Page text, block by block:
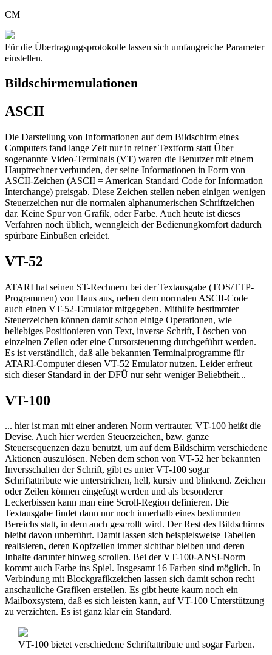
CM
Für die Übertragungsprotokolle lassen sich umfangreiche Parameter
einstellen.
Bildschirmemulationen
ASCII
Die Darstellung von Informationen auf dem Bildschirm eines
Computers fand lange Zeit nur in reiner Textform statt Über
sogenannte Video-Terminals (VT) waren die Benutzer mit einem
Hauptrechner verbunden, der seine Informationen in Form von
ASCII-Zeichen (ASCII = American Standard Code for Information
Interchange) preisgab. Diese Zeichen stellen neben einigen wenigen
Steuerzeichen nur die normalen alphanumerischen Schriftzeichen
dar. Keine Spur von Grafik, oder Farbe. Auch heute ist dieses
Verfahren noch üblich, wenngleich der Bedienungkomfort dadurch
spürbare Einbußen erleidet.
VT-52
ATARI hat seinen ST-Rechnern bei der Textausgabe (TOS/TTP-
Programmen) von Haus aus, neben dem normalen ASCII-Code
auch einen VT-52-Emulator mitgegeben. Mithilfe bestimmter
Steuerzeichen können damit schon einige Operationen, wie
beliebiges Positionieren von Text, inverse Schrift, Löschen von
einzelnen Zeilen oder eine Cursorsteuerung durchgeführt werden.
Es ist verständlich, daß alle bekannten Terminalprogramme für
ATARI-Computer diesen VT-52 Emulator nutzen. Leider erfreut
sich dieser Standard in der DFÜ nur sehr weniger Beliebtheit...
VT-100
... hier ist man mit einer anderen Norm vertrauter. VT-100 heißt die
Devise. Auch hier werden Steuerzeichen, bzw. ganze
Steuersequenzen dazu benutzt, um auf dem Bildschirm verschiedene
Aktionen auszulösen. Neben dem schon von VT-52 her bekannten
Inversschalten der Schrift, gibt es unter VT-100 sogar
Schriftattribute wie unterstrichen, hell, kursiv und blinkend. Zeichen
oder Zeilen können eingefügt werden und als besonderer
Leckerbissen kann man eine Scroll-Region definieren. Die
Textausgabe findet dann nur noch innerhalb eines bestimmten
Bereichs statt, in dem auch gescrollt wird. Der Rest des Bildschirms
bleibt davon unberührt. Damit lassen sich beispielsweise Tabellen
realisieren, deren Kopfzeilen immer sichtbar bleiben und deren
Inhalte darunter hinweg scrollen. Bei der VT-100-ANSI-Norm
kommt auch Farbe ins Spiel. Insgesamt 16 Farben sind möglich. In
Verbindung mit Blockgrafikzeichen lassen sich damit schon recht
anschauliche Grafiken erstellen. Es gibt heute kaum noch ein
Mailboxsystem, daß es sich leisten kann, auf VT-100 Unterstützung
zu verzichten. Es ist ganz klar ein Standard.
VT-100 bietet verschiedene Schriftattribute und sogar Farben.